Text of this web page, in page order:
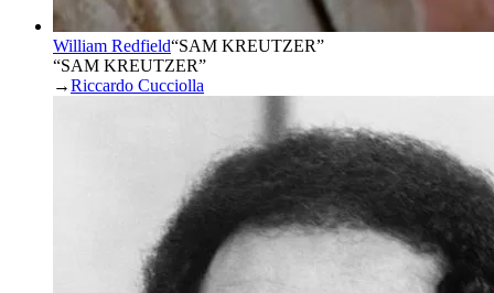
William Redfield“SAM KREUTZER”
“SAM KREUTZER”
→Riccardo Cucciolla